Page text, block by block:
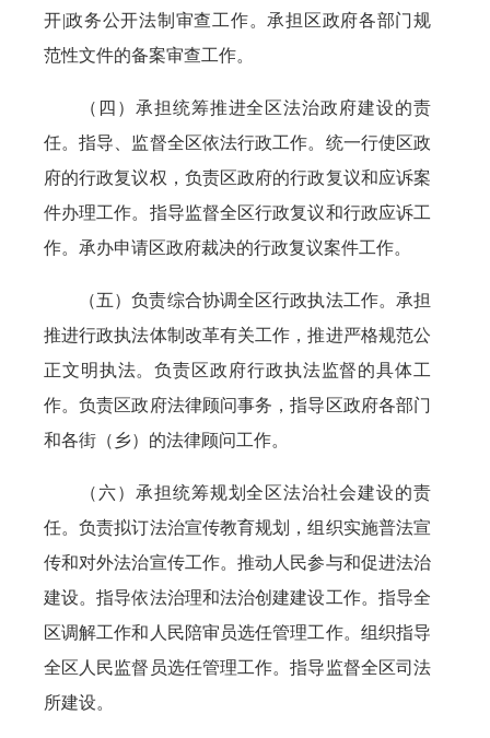
开|政务公开法制审查工作。承担区政府各部门规
范性文件的备案审查工作。
（四）承担统筹推进全区法治政府建设的责
任。指导、监督全区依法行政工作。统一行使区政
府的行政复议权，负责区政府的行政复议和应诉案
件办理工作。指导监督全区行政复议和行政应诉工
作。承办申请区政府裁决的行政复议案件工作。
（五）负责综合协调全区行政执法工作。承担
推进行政执法体制改革有关工作，推进严格规范公
正文明执法。负责区政府行政执法监督的具体工
作。负责区政府法律顾问事务，指导区政府各部门
和各街（乡）的法律顾问工作。
（六）承担统筹规划全区法治社会建设的责
任。负责拟订法治宣传教育规划，组织实施普法宣
传和对外法治宣传工作。推动人民参与和促进法治
建设。指导依法治理和法治创建建设工作。指导全
区调解工作和人民陪审员选任管理工作。组织指导
全区人民监督员选任管理工作。指导监督全区司法
所建设。